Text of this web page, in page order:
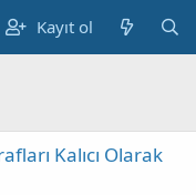
Kayıt ol
Kalıcı Olarak